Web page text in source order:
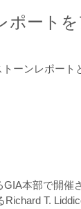
ポート
ーンレポート
本部で開催
T.